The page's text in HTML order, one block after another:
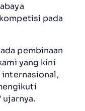
pada
pembinaan
yang kini
internasional,
ujarnya.